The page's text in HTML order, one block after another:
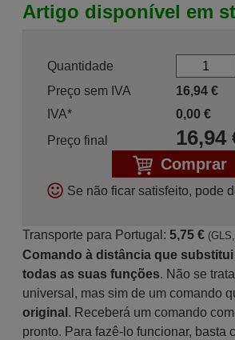
Artigo disponível em
Quantidade
Preço sem IVA
16,94€
IVA*
0,00 €
Preço final
16,94
Comprar
Se não ficar satisfeito, pode
Transporte para Portugal: 5,75 €
Comando à distância que
todas as suas funções. Não se
universal, mas sim de um comando
original . Receberá um comando
pronto. Para fazê-lo funcionar, basta